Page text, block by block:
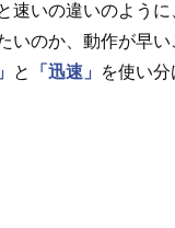
速いの違いのように
いのか、動作が早
と 「迅速」 を使い分